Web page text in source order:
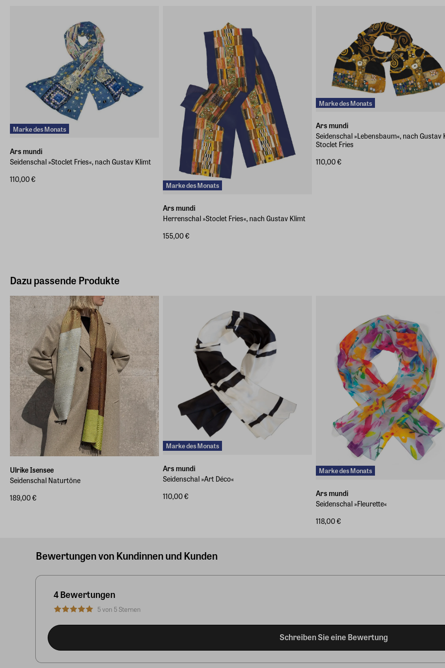
Marke des Monats
Ars mundi
Seidenschal »Stoclet Fries«, nach Gustav Klimt
110,00 €
Marke des Monats
Ars mundi
Herrenschal »Stoclet Fries«, nach Gustav Klimt
155,00 €
Marke des Monats
Ars mundi
Seidenschal »Lebensbaum«, nach Gustav
Stoclet Fries
110,00 €
Dazu passende Produkte
Ulrike Isensee
Seidenschal Naturtöne
189,00 €
Marke des Monats
Ars mundi
Seidenschal »Art Déco«
110,00 €
Marke des Monats
Ars mundi
Seidenschal »Fleurette«
118,00 €
Bewertungen von Kundinnen und Kunden
4 Bewertungen
5 von 5 Sternen
Schreiben Sie eine Bewertung